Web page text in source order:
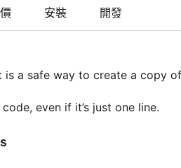
安裝 開發
is a safe way to create a copy
even if it’s just one line.